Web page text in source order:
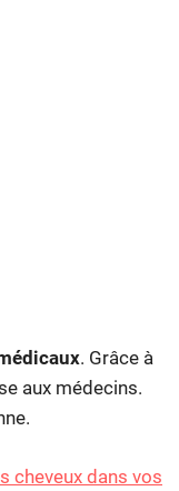
. Grâce à
aux médecins.
cheveux dans vos